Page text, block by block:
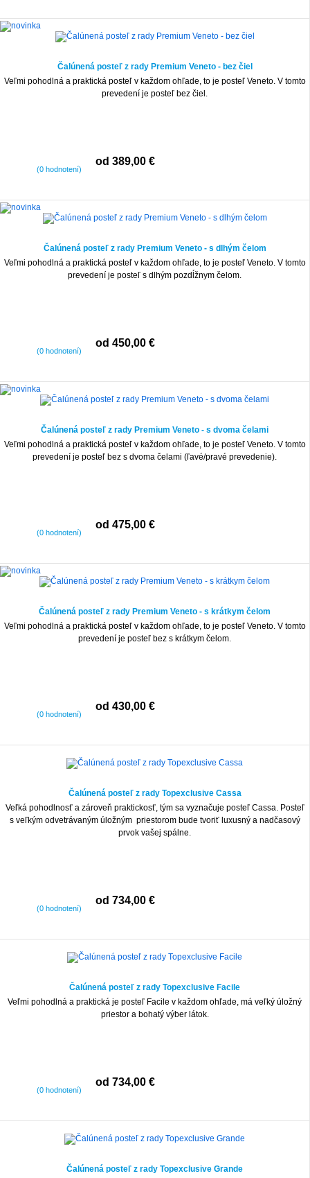
Čalúnená posteľ z rady Premium Veneto - bez čiel
Veľmi pohodlná a praktická posteľ v každom ohľade, to je posteľ Veneto. V tomto
prevedení je posteľ bez čiel.
(0 hodnotení)
od 389,00 €
Čalúnená posteľ z rady Premium Veneto - s dlhým čelom
Veľmi pohodlná a praktická posteľ v každom ohľade, to je posteľ Veneto. V tomto
prevedení je posteľ s dlhým pozdĺžnym čelom.
(0 hodnotení)
od 450,00 €
Čalúnená posteľ z rady Premium Veneto - s dvoma čelami
Veľmi pohodlná a praktická posteľ v každom ohľade, to je posteľ Veneto. V tomto
prevedení je posteľ bez s dvoma čelami (ľavé/pravé prevedenie).
(0 hodnotení)
od 475,00 €
Čalúnená posteľ z rady Premium Veneto - s krátkym čelom
Veľmi pohodlná a praktická posteľ v každom ohľade, to je posteľ Veneto. V tomto
prevedení je posteľ bez s krátkym čelom.
(0 hodnotení)
od 430,00 €
Čalúnená posteľ z rady Topexclusive Cassa
Veľká pohodlnosť a zároveň praktickosť, tým sa vyznačuje posteľ Cassa. Posteľ
s veľkým odvetrávaným úložným priestorom bude tvoriť luxusný a nadčasový
prvok vašej spálne.
(0 hodnotení)
od 734,00 €
Čalúnená posteľ z rady Topexclusive Facile
Veľmi pohodlná a praktická je posteľ Facile v každom ohľade, má veľký úložný
priestor a bohatý výber látok.
(0 hodnotení)
od 734,00 €
Čalúnená posteľ z rady Topexclusive Grande